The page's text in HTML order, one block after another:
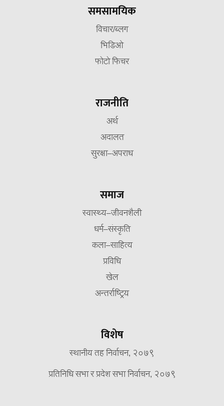
समसामयिक
विचार/ब्लग
भिडिओ
फोटो फिचर
राजनीति
अर्थ
अदालत
सुरक्षा–अपराध
समाज
स्वास्थ्य–जीवनशैली
धर्म–संस्कृति
कला–साहित्य
प्रविधि
खेल
अन्तर्राष्ट्रिय
विशेष
स्थानीय तह निर्वाचन, २०७९
प्रतिनिधि सभा र प्रदेश सभा निर्वाचन, २०७९